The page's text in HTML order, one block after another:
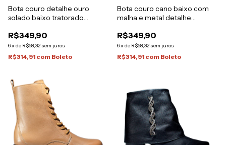
Bota couro detalhe ouro
solado baixo tratorado
R$349,90
6x de R$58,32 sem juros
R$314,91 com Boleto
Bota couro cano baixo com
malha e metal detalhe
R$349,90
6x de R$58,32 sem juros
R$314,91 com Boleto